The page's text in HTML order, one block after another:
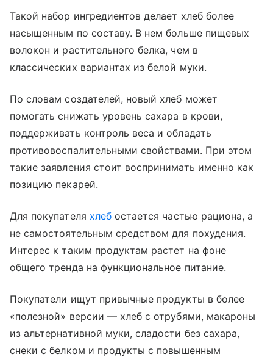
Такой набор ингредиентов делает хлеб более
насыщенным по составу. В нем больше пищевых
волокон и растительного белка, чем в
классических вариантах из белой муки.
По словам создателей, новый хлеб может
помогать снижать уровень сахара в крови,
поддерживать контроль веса и обладать
противовоспалительными свойствами. При этом
такие заявления стоит воспринимать именно как
позицию пекарей.
Для покупателя хлебостается частью рациона, а
не самостоятельным средством для похудения.
Интерес к таким продуктам растет на фоне
общего тренда на функциональное питание.
Покупатели ищут привычные продукты в более
«полезной» версии — хлеб с отрубями, макароны
из альтернативной муки, сладости без сахара,
снеки с белком и продукты с повышенным